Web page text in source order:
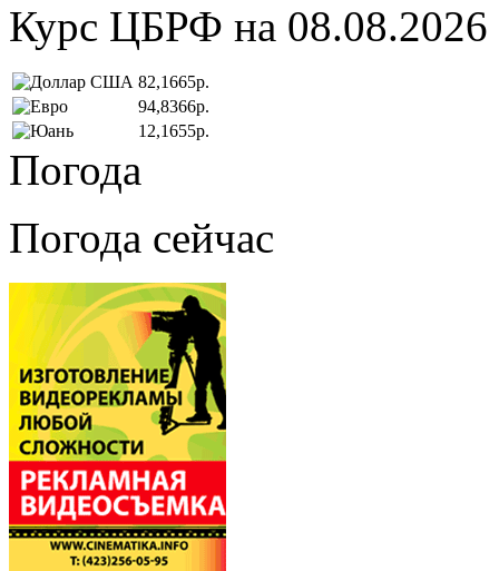
Курс ЦБРФ на 08.08.2026
82,1665р.
94,8366р.
12,1655р.
Погода
Погода сейчас